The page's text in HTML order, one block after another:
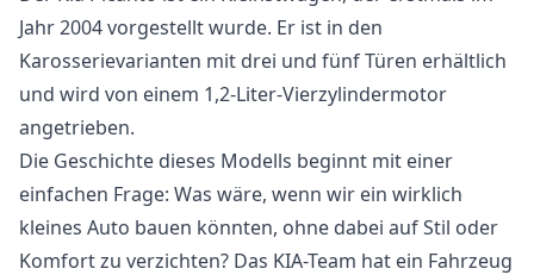
Jahr 2004 vorgestellt wurde. Er ist in den
Karosserievarianten mit drei und fünf Türen erhältlich
und wird von einem 1,2-Liter-Vierzylindermotor
angetrieben.
Die Geschichte dieses Modells beginnt mit einer
einfachen Frage: Was wäre, wenn wir ein wirklich
kleines Auto bauen könnten, ohne dabei auf Stil oder
Komfort zu verzichten? Das KIA-Team hat ein Fahrzeug